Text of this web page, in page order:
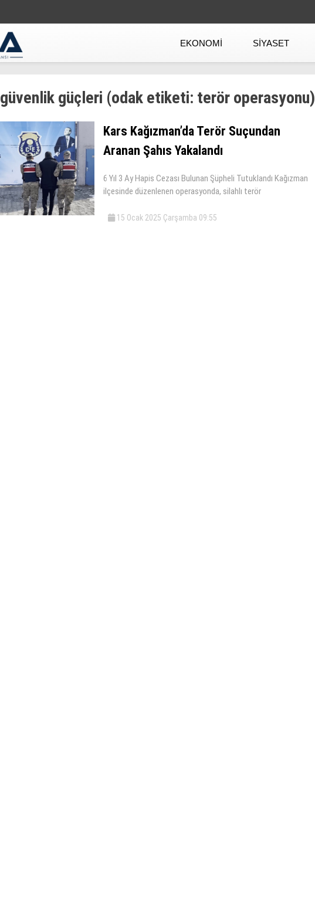
EKONOMI SIYASET
güvenlik güçleri (odak etiketi: terör operasyonu)
Kars Kağızman’da Terör Suçundan
Aranan Şahıs Yakalandı
6 Yıl 3 Ay Hapis Cezası Bulunan Şüpheli Tutuklandı Kağızman
ilçesinde düzenlenen operasyonda, silahlı terör
15 Ocak 2025 Çarşamba 09:55